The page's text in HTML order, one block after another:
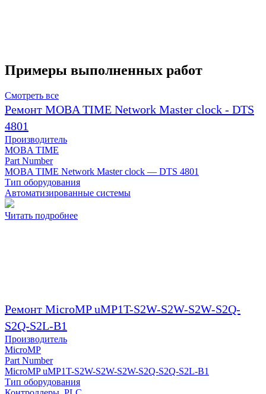
Примеры выполненных работ
Смотреть все
Ремонт MOBA TIME Network Master clock - DTS
4801
Производитель
MOBA TIME
Part Number
MOBA TIME Network Master clock — DTS 4801
Тип оборудования
Автоматизированные системы
Читать подробнее
Ремонт MicroMP uMP1T-S2W-S2W-S2W-S2Q-
S2Q-S2L-B1
Производитель
MicroMP
Part Number
MicroMP uMP1T-S2W-S2W-S2W-S2Q-S2Q-S2L-B1
Тип оборудования